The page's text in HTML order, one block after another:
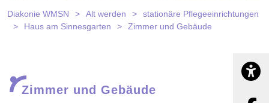
ZuG
Diakonie WMSN Alt werden
stationäre Pflegeeinrichtungen
Haus am Sinnesgarten
Zimmer und Gebäude
Zimmer und Gebäude